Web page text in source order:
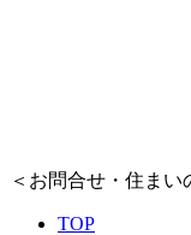
＜お問合せ・住まい
TOP